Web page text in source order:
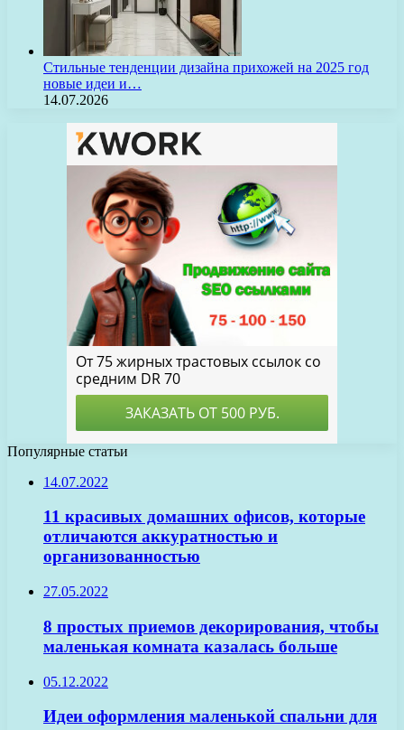
Стильные тенденции дизайна прихожей на 2025 год
новые идеи и…
14.07.2026
Популярные статьи
14.07.2022
11 красивых домашних офисов, которые
отличаются аккуратностью и
организованностью
27.05.2022
8 простых приемов декорирования, чтобы
маленькая комната казалась больше
05.12.2022
Идеи оформления маленькой спальни для